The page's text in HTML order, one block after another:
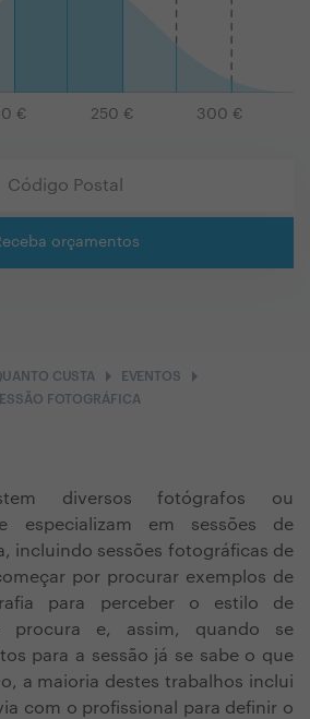
€ 250 € 300 €
orçamentos
CUSTA arrow_right EVENTOS arrow_right
FOTOGRÁFICA
diversos fotógrafos ou
especializam em sessões de
incluindo sessões fotográficas de
por procurar exemplos de
para perceber o estilo de
procura e, assim, quando se
para a sessão já se sabe o que
a maioria destes trabalhos inclui
com o profissional para definir o